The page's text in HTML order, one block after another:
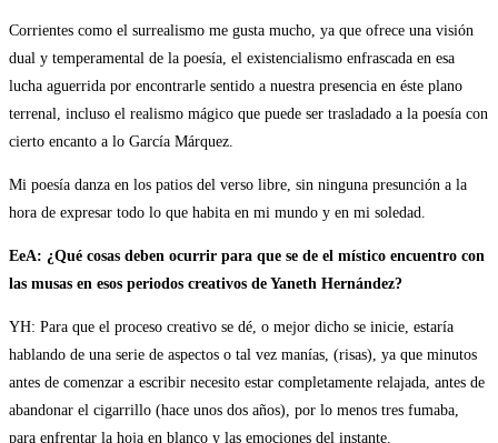
Corrientes como el surrealismo me gusta mucho, ya que ofrece una visión
dual y temperamental de la poesía, el existencialismo enfrascada en esa
lucha aguerrida por encontrarle sentido a nuestra presencia en éste plano
terrenal, incluso el realismo mágico que puede ser trasladado a la poesía con
cierto encanto a lo García Márquez.
Mi poesía danza en los patios del verso libre, sin ninguna presunción a la
hora de expresar todo lo que habita en mi mundo y en mi soledad.
EeA: ¿Qué cosas deben ocurrir para que se de el místico encuentro con
las musas en esos periodos creativos de Yaneth Hernández?
YH: Para que el proceso creativo se dé, o mejor dicho se inicie, estaría
hablando de una serie de aspectos o tal vez manías, (risas), ya que minutos
antes de comenzar a escribir necesito estar completamente relajada, antes de
abandonar el cigarrillo (hace unos dos años), por lo menos tres fumaba,
para enfrentar la hoja en blanco y las emociones del instante.